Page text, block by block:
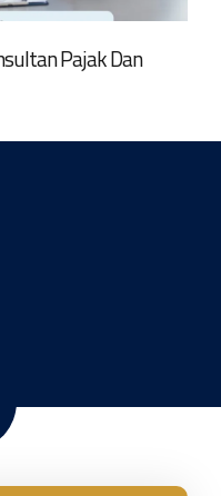
Pajak Dan